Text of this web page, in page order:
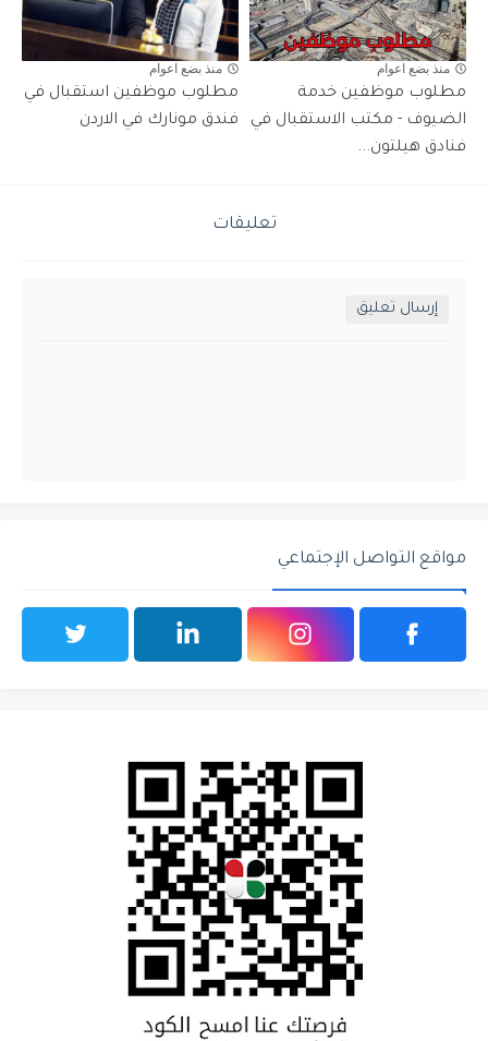
منذ بضع اعوام
مطلوب موظفين خدمة
الضيوف - مكتب الاستقبال في
فنادق هيلتون...
منذ بضع اعوام
مطلوب موظفين استقبال في
فندق مونارك في الاردن
تعليقات
إرسال تعليق
مواقع التواصل الإجتماعي